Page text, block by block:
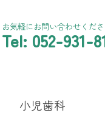
お気軽にお問い合わせくだ
Tel: 052-931-
小児歯科